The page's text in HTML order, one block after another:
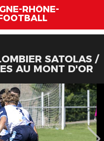
RHÔNE-
SATOLAS /
AU MONT D'OR